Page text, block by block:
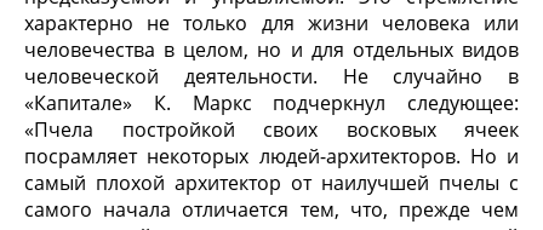
характерно не только для жизни человека или
человечества в целом, но и для отдельных видов
человеческой деятельности. Не случайно в
«Капитале» К. Маркс подчеркнул следующее:
«Пчела постройкой своих восковых ячеек
посрамляет некоторых людей-архитекторов. Но и
самый плохой архитектор от наилучшей пчелы с
самого начала отличается тем, что, прежде чем